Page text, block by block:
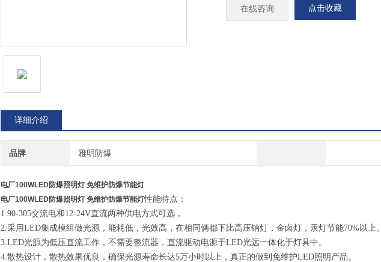
在线咨询 点击收藏
详细介绍
品牌 雅明防爆
电厂100WLED防爆照明灯 免维护防爆节能灯
电厂100WLED防爆照明灯 免维护防爆节能灯性能特点：
1.90-305交流电和12-24V直流两种供电方式可选，
2.采用LED集成模组做光源，能耗低，光效高，在相同俩都下比高压钠灯，金卤灯，汞灯节能70%以上。
3.LED光源为低压直流工作，不需要整流器，直流驱动电源于LED光远一体化于灯具中。
4.散热设计，散热效果优良，确保光源寿命长达5万小时以上，真正的做到免维护LED照明产品。